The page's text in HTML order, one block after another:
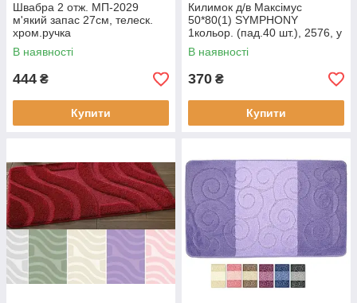
Швабра 2 отж. МП-2029
м'який запас 27см, телеск.
хром.ручка
В наявності
444 ₴
Купити
Килимок д/в Максімус
50*80(1) SYMPHONY
1кольор. (пад.40 шт.), 2576, у
такий спосіб бордо
В наявності
370 ₴
Купити